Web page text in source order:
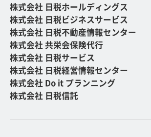
株式会社 日税ホールディングス
株式会社 日税ビジネスサービス
株式会社 日税不動産情報センター
株式会社 共栄会保険代行
株式会社 日税サービス
株式会社 日税経営情報センター
株式会社 Do it プランニング
株式会社 日税信託